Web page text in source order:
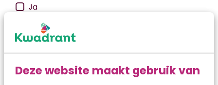
Deze website maakt gebruik van
Ja
Toelichting en/of suggesties